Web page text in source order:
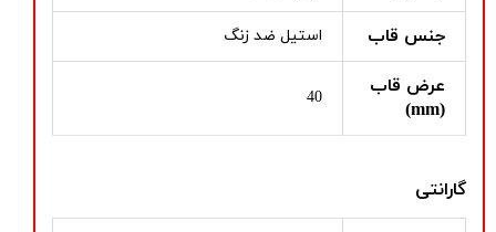
جنس قاب استیل ضد زنگ
عرض قاب
(mm)
40
گارانتی